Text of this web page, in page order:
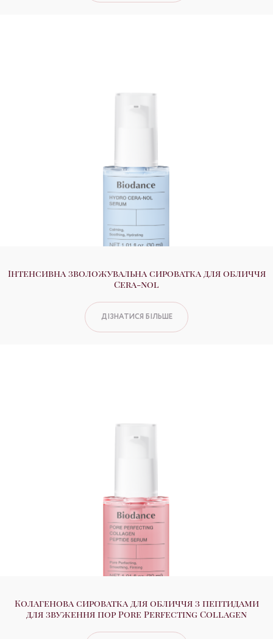
Інтенсивна зволожувальна сироватка для обличчя
Cera-nol
ДІЗНАТИСЯ БІЛЬШЕ
Колагенова сироватка для обличчя з пептидами
для звуження пор Pore Perfecting Collagen